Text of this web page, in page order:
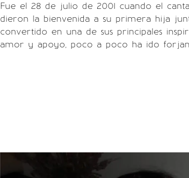
Fue el 28 de julio de 2001 cuando el
dieron la bienvenida a su primera hija
convertido en una de sus principales
amor y apoyo, poco a poco ha ido